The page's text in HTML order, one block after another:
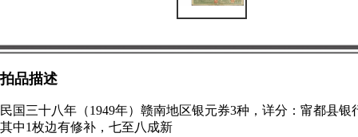
拍品描述
民国三十八年（1949年）赣南地区银元券3种，详分：甯都县
其中1枚边有修补，七至八成新